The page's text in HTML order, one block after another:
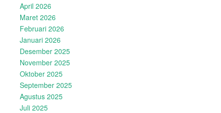
April 2026
Maret 2026
Februari 2026
Januari 2026
Desember 2025
November 2025
Oktober 2025
September 2025
Agustus 2025
Juli 2025